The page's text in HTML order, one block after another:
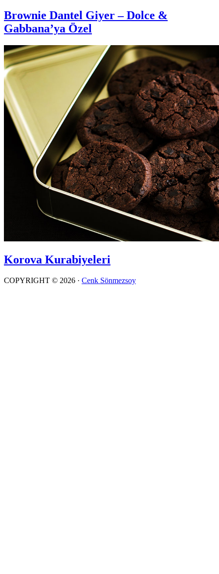
Brownie Dantel Giyer – Dolce &
Gabbana’ya Özel
Korova Kurabiyeleri
COPYRIGHT © 2026 · Cenk Sönmezsoy